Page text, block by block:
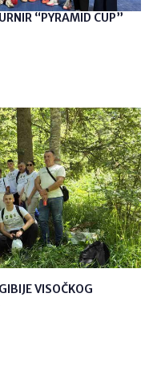
“PYRAMID CUP”
VISOČKOG